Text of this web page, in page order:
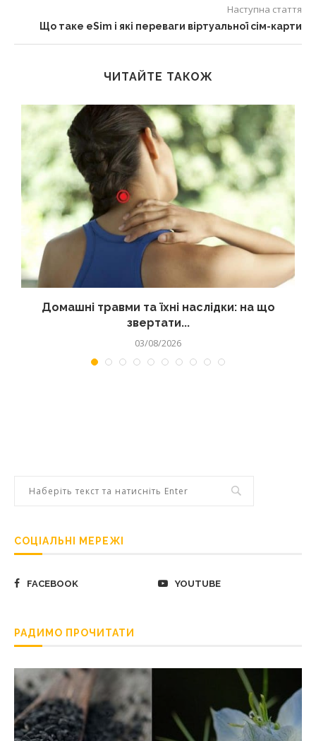
Наступна стаття
Що таке eSim і які переваги віртуальної сім-карти
ЧИТАЙТЕ ТАКОЖ
Домашні травми та їхні наслідки: на що
звертати...
03/08/2026
СОЦІАЛЬНІ МЕРЕЖІ
FACEBOOK YOUTUBE
РАДИМО ПРОЧИТАТИ